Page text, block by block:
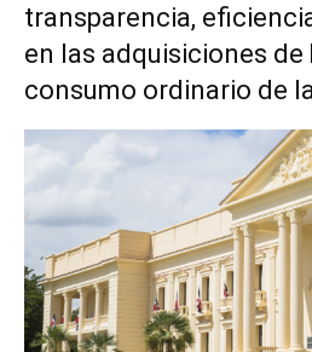
transparencia,
en las adquisiciones de
consumo ordinario de